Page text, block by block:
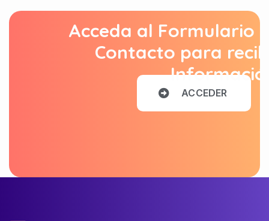
Acceda al Formulario
Contacto para
ACCEDER